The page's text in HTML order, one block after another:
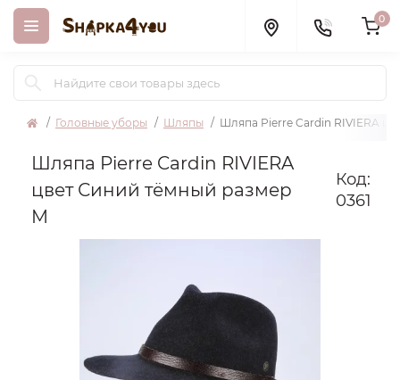
0
Головные уборы Шляпы Шляпа Pierre Cardin RIVIERA
Шляпа Pierre Cardin RIVIERA
цвет Синий тёмный размер
M
Код:
0361